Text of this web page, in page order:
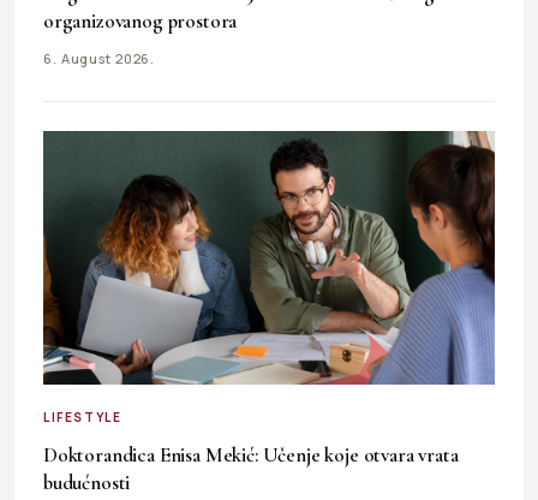
organizovanog prostora
6. August 2026.
LIFESTYLE
Doktorandica Enisa Mekić: Učenje koje otvara vrata
budućnosti